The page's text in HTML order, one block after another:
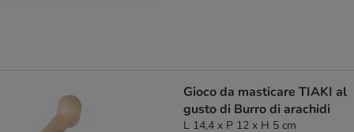
Gioco da masticare TIAKI al
gusto di Burro di arachidi
L 14,4 x P 12 x H 5 cm